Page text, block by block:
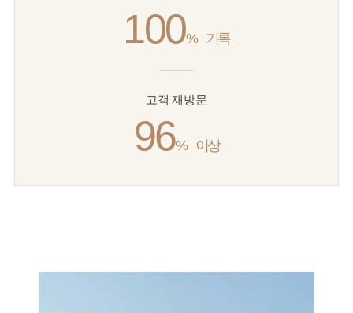
100% 기록
고객 재방문
96% 이상